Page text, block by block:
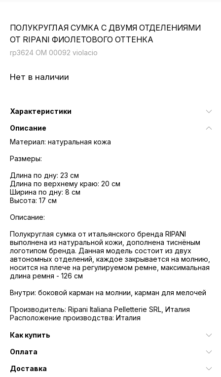
ПОЛУКРУГЛАЯ СУМКА С ДВУМЯ ОТДЕЛЕНИЯМИ
ОТ RIPANI ФИОЛЕТОВОГО ОТТЕНКА
rp3624 OM 00092 violacio
Нет в наличии
Характеристики
Описание
Материал: натуральная кожа
Размеры:
Длина по дну: 23 см
Длина по верхнему краю: 20 см
Ширина по дну: 8 см
Высота: 17 см
Описание:
Полукруглая сумка от итальянского бренда RIPANI
выполнена из натуральной кожи, дополнена тиснёным
логотипом бренда. Данная модель состоит из двух
автономных отделений, каждое закрывается на молнию,
носится на плече на регулируемом ремне, максимальная
длина ремня - 126 см
Внутри: боковой карман на молнии, карман для мелочей
Производитель: Ripani Italiana Pelletterie SRL, Италия
Расположение производства: Италия
Как купить
Оплата
Доставка